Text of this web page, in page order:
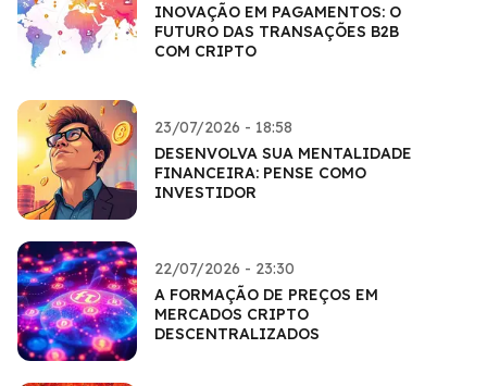
INOVAÇÃO EM PAGAMENTOS: O
FUTURO DAS TRANSAÇÕES B2B
COM CRIPTO
23/07/2026 - 18:58
DESENVOLVA SUA MENTALIDADE
FINANCEIRA: PENSE COMO
INVESTIDOR
22/07/2026 - 23:30
A FORMAÇÃO DE PREÇOS EM
MERCADOS CRIPTO
DESCENTRALIZADOS